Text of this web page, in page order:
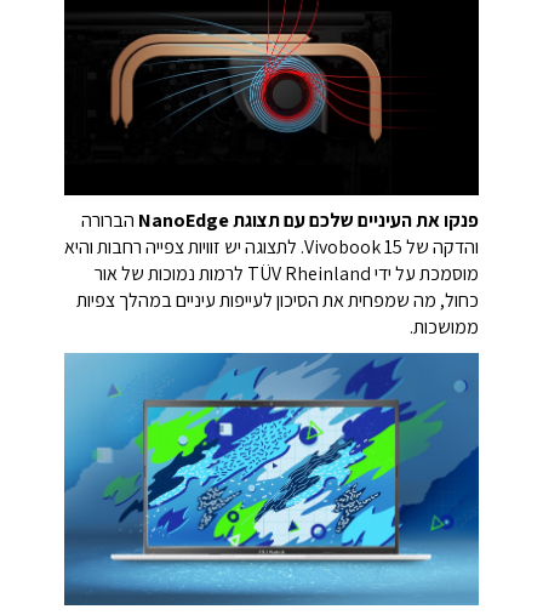
פנקו את העיניים שלכם עם תצוגת NanoEdge
הברורה
והדקה של Vivobook 15. לתצוגה יש זוויות צפייה רחבות והיא
מוסמכת על ידי TÜV Rheinland לרמות נמוכות של אור
כחול, מה שמפחית את הסיכון לעייפות עיניים במהלך צפיות
ממושכות.